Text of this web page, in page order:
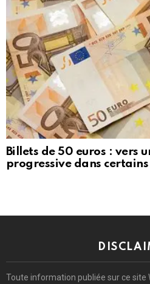
Billets de 50 euros : vers
progressive dans
Toute information publiée sur ce site